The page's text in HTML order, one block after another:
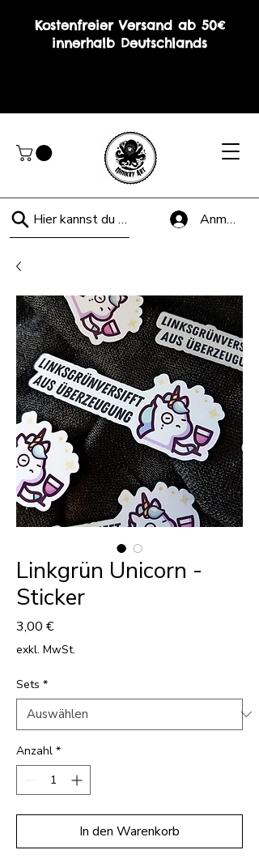
Kostenfreier Versand ab 50€
innerhalb Deutschlands
Hier kannst du suchen! Anmelden
Linkgrün Unicorn -
Sticker
3,00 €Preis
exkl. MwSt.
Sets *
Anzahl *
In den Warenkorb